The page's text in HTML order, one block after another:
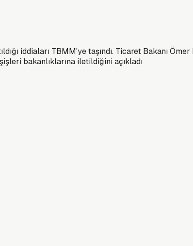
iddiaları TBMM'ye taşındı. Ticaret Bakanı
bakanlıklarına iletildiğini açıkladı